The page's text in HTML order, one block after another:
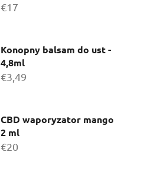
€17
Konopny balsam do ust -
4,8ml
€3,49
CBD waporyzator mango
2 ml
€20